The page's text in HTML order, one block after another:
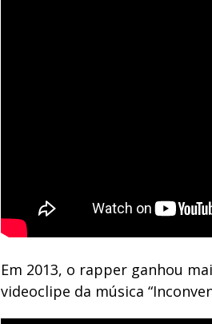
Em 2013, o rapper ganhou
videoclipe da música